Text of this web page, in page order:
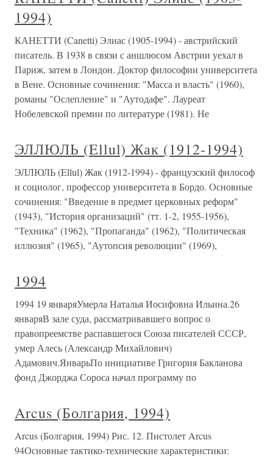
1994)
КАНЕТТИ (Canetti) Элиас (1905-1994) - австрийский
писатель. В 1938 в связи с аншлюсом Австрии уехал в
Париж, затем в Лондон. Доктор философии университета
в Вене. Основные сочинения: "Масса и власть" (1960),
романы "Ослепление" и "Аутодафе". Лауреат
Нобелевской премии по литературе (1981). Не
ЭЛЛЮЛЬ (Ellul) Жак (1912-1994)
ЭЛЛЮЛЬ (Ellul) Жак (1912-1994) - французский философ
и социолог, профессор университета в Бордо. Основные
сочинения: "Введение в предмет церковных реформ"
(1943), "История организаций" (тт. 1-2, 1955-1956),
"Техника" (1962), "Пропаганда" (1962), "Политическая
иллюзия" (1965), "Аутопсия революции" (1969),
1994
1994 19 январяУмерла Наталья Иосифовна Ильина.26
январяВ зале суда, рассматривавшего вопрос о
правопреемстве распавшегося Союза писателей СССР,
умер Алесь (Александр Михайлович)
Адамович.ЯнварьПо инициативе Григория Бакланова
фонд Джорджа Сороса начал программу по
Arcus (Болгария, 1994)
Arcus (Болгария, 1994) Рис. 12. Пистолет Arcus
94Основные тактико-технические характеристики: